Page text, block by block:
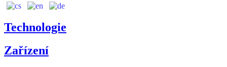
Technologie
Zařízení